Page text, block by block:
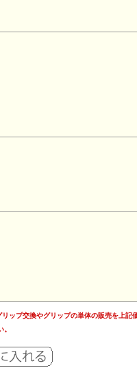
ップ交換やグリップの単体の販売を上記